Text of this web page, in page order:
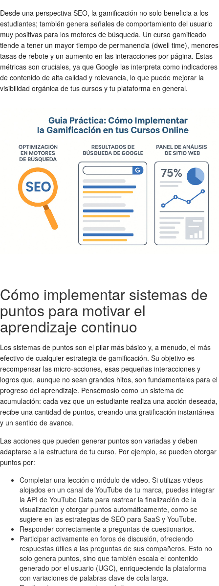
Desde una perspectiva SEO, la gamificación no solo beneficia a los
estudiantes; también genera señales de comportamiento del usuario
muy positivas para los motores de búsqueda. Un curso gamificado
tiende a tener un mayor tiempo de permanencia (dwell time), menores
tasas de rebote y un aumento en las interacciones por página. Estas
métricas son cruciales, ya que Google las interpreta como indicadores
de contenido de alta calidad y relevancia, lo que puede mejorar la
visibilidad orgánica de tus cursos y tu plataforma en general.
Cómo implementar sistemas de
puntos para motivar el
aprendizaje continuo
Los sistemas de puntos son el pilar más básico y, a menudo, el más
efectivo de cualquier estrategia de gamificación. Su objetivo es
recompensar las micro-acciones, esas pequeñas interacciones y
logros que, aunque no sean grandes hitos, son fundamentales para el
progreso del aprendizaje. Pensémoslo como un sistema de
acumulación: cada vez que un estudiante realiza una acción deseada,
recibe una cantidad de puntos, creando una gratificación instantánea
y un sentido de avance.
Las acciones que pueden generar puntos son variadas y deben
adaptarse a la estructura de tu curso. Por ejemplo, se pueden otorgar
puntos por:
Completar una lección o módulo de video. Si utilizas videos
alojados en un canal de YouTube de tu marca, puedes integrar
la API de YouTube Data para rastrear la finalización de la
visualización y otorgar puntos automáticamente, como se
sugiere en las estrategias de SEO para SaaS y YouTube.
Responder correctamente a preguntas de cuestionarios.
Participar activamente en foros de discusión, ofreciendo
respuestas útiles a las preguntas de sus compañeros. Esto no
solo genera puntos, sino que también escala el contenido
generado por el usuario (UGC), enriqueciendo la plataforma
con variaciones de palabras clave de cola larga.